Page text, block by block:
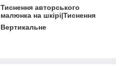
Тиснення авторського
малюнка на шкірі|Тиснення
Вертикальне